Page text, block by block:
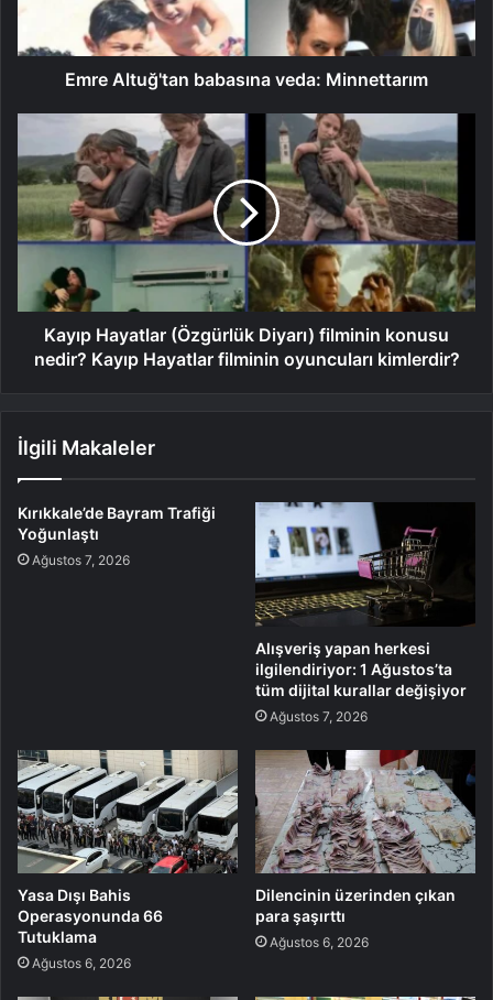
Emre Altuğ'tan babasına veda: Minnettarım
Kayıp Hayatlar (Özgürlük Diyarı) filminin konusu
nedir? Kayıp Hayatlar filminin oyuncuları kimlerdir?
İlgili Makaleler
Kırıkkale’de Bayram Trafiği
Yoğunlaştı
Ağustos 7, 2026
Alışveriş yapan herkesi
ilgilendiriyor: 1 Ağustos’ta
tüm dijital kurallar değişiyor
Ağustos 7, 2026
Yasa Dışı Bahis
Operasyonunda 66
Tutuklama
Ağustos 6, 2026
Dilencinin üzerinden çıkan
para şaşırttı
Ağustos 6, 2026